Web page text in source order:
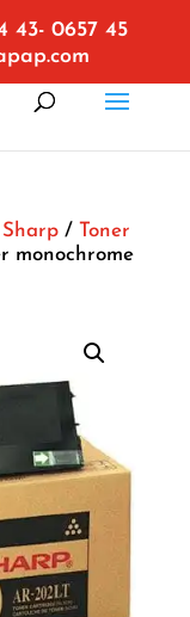
43- 0657 45
Sharp/ Toner
monochrome